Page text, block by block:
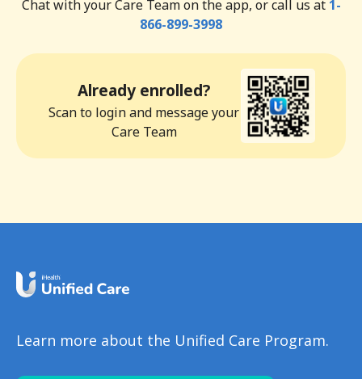
Chat with your Care Team on the app, or call us at 1-
866-899-3998
Already enrolled?
Scan to login and message your
Care Team
Learn more about the Unified Care Program.